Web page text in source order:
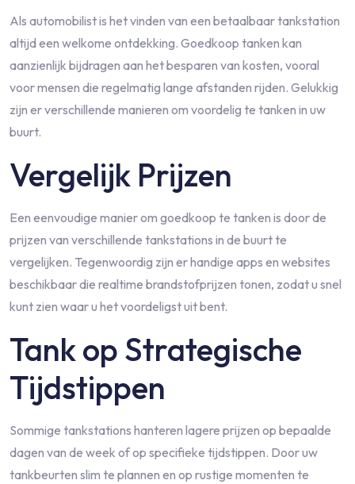
Als automobilist is het vinden van een betaalbaar tankstation
altijd een welkome ontdekking. Goedkoop tanken kan
aanzienlijk bijdragen aan het besparen van kosten, vooral
voor mensen die regelmatig lange afstanden rijden. Gelukkig
zijn er verschillende manieren om voordelig te tanken in uw
buurt.
Vergelijk Prijzen
Een eenvoudige manier om goedkoop te tanken is door de
prijzen van verschillende tankstations in de buurt te
vergelijken. Tegenwoordig zijn er handige apps en websites
beschikbaar die realtime brandstofprijzen tonen, zodat u snel
kunt zien waar u het voordeligst uit bent.
Tank op Strategische
Tijdstippen
Sommige tankstations hanteren lagere prijzen op bepaalde
dagen van de week of op specifieke tijdstippen. Door uw
tankbeurten slim te plannen en op rustige momenten te